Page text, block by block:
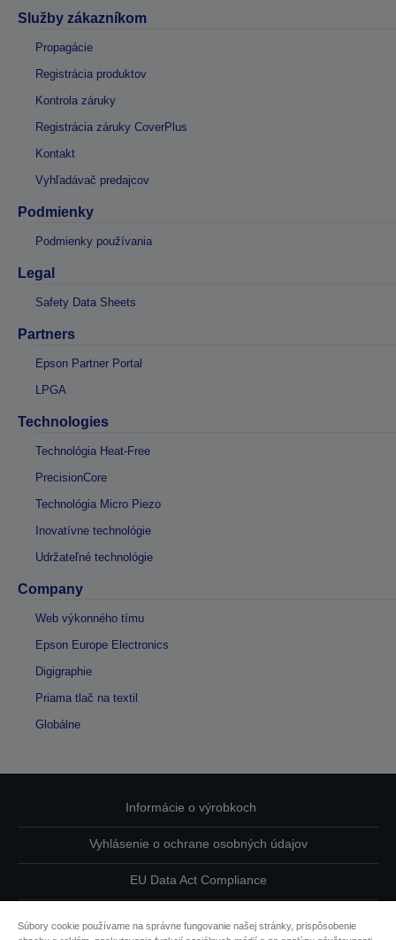
Služby zákazníkom
Propagácie
Registrácia produktov
Kontrola záruky
Registrácia záruky CoverPlus
Kontakt
Vyhľadávač predajcov
Podmienky
Podmienky používania
Legal
Safety Data Sheets
Partners
Epson Partner Portal
LPGA
Technologies
Technológia Heat-Free
PrecisionCore
Technológia Micro Piezo
Inovatívne technológie
Udržateľné technológie
Company
Web výkonného tímu
Epson Europe Electronics
Digigraphie
Priama tlač na textil
Globálne
Informácie o výrobkoch
Vyhlásenie o ochrane osobných údajov
EU Data Act Compliance
Súbory cookie používame na správne fungovanie našej stránky, prispôsobenie